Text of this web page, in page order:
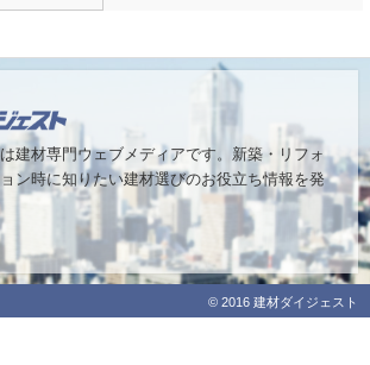
建材専門ウェブメディアです。 新築・リフォ
ン時に知りたい建材選びのお役立ち情報を発
© 2016 建材ダイジェスト